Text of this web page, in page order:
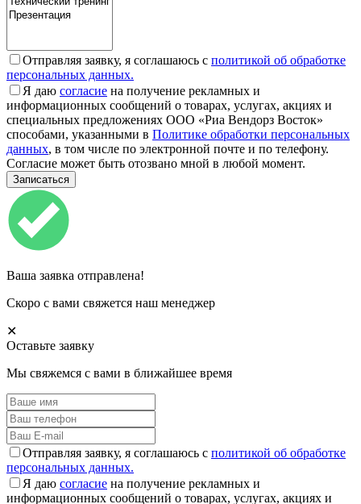
Отправляя заявку, я соглашаюсь с политикой об обработке
персональных данных.
Я даю согласие на получение рекламных и
информационных сообщений о товарах, услугах, акциях и
специальных предложениях ООО «Риа Вендорз Восток»
способами, указанными в Политике обработки персональных
данных, в том числе по электронной почте и по телефону.
Согласие может быть отозвано мной в любой момент.
Ваша заявка отправлена!
Скоро с вами свяжется наш менеджер
✕
Оставьте заявку
Мы свяжемся с вами в ближайшее время
Отправляя заявку, я соглашаюсь с политикой об обработке
персональных данных.
Я даю согласие на получение рекламных и
информационных сообщений о товарах, услугах, акциях и